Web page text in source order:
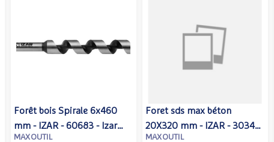
Forêt bois Spirale 6x460
mm - IZAR - 60683 - Izar
MAXOUTIL
Foret sds max béton
20X320 mm - IZAR - 30343
MAXOUTIL